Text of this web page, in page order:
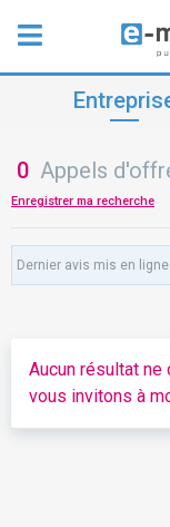
0 Appels
Enregistrer ma recherche
Aucun résultat ne
vous invitons à